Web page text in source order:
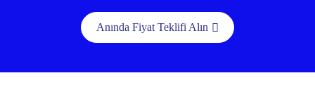
Anında Fiyat Teklifi Alın